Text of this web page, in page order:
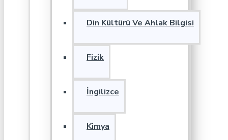
Din Kültürü Ve Ahlak Bilgisi
Fizik
İngilizce
Kimya